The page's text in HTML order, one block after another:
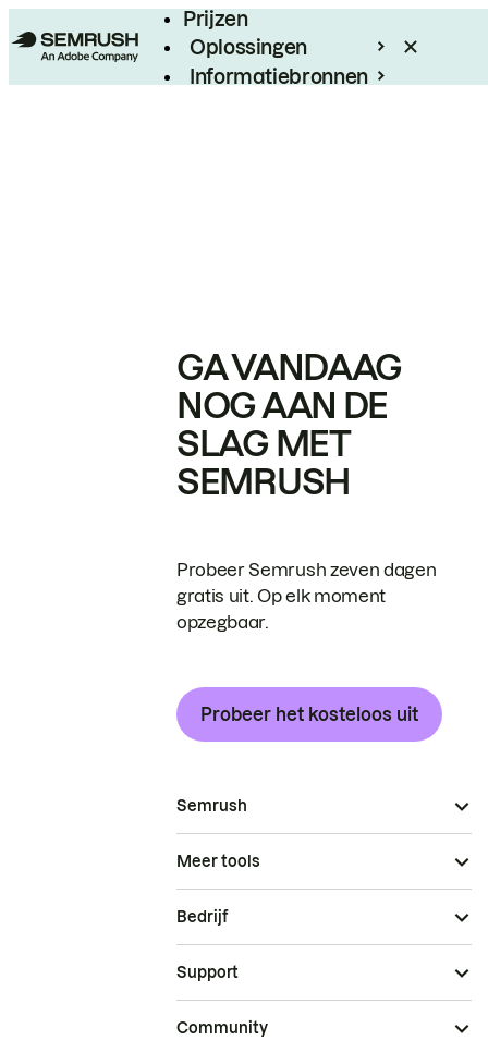
Prijzen
Oplossingen
Informatiebronnen
GA VANDAAG
NOG AAN DE
SLAG MET
SEMRUSH
Probeer Semrush zeven dagen
gratis uit. Op elk moment
opzegbaar.
Probeer het kosteloos uit
Semrush
Meer tools
Bedrijf
Support
Community